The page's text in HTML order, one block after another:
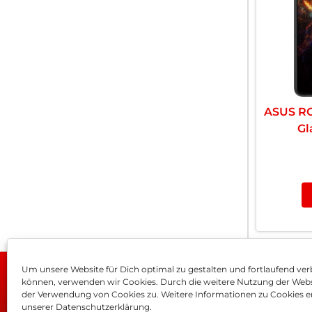
Um unsere Website für Dich optimal zu gestalten und fortlaufend
können, verwenden wir Cookies. Durch die weitere Nutzung der
der Verwendung von Cookies zu. Weitere Informationen zu Cookies
unserer Datenschutzerklärung.
ASUS
Impressum AGB